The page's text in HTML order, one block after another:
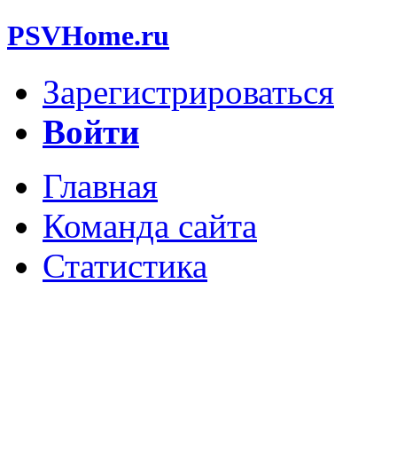
PSVHome.ru
Зарегистрироваться
Войти
Главная
Команда сайта
Статистика